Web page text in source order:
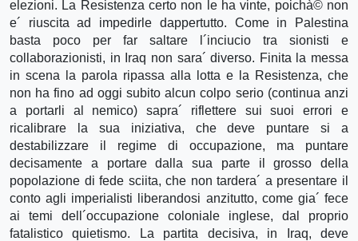
elezioni. La Resistenza certo non le ha vinte, poichà© non
e´ riuscita ad impedirle dappertutto. Come in Palestina
basta poco per far saltare l´inciucio tra sionisti e
collaborazionisti, in Iraq non sara´ diverso. Finita la messa
in scena la parola ripassa alla lotta e la Resistenza, che
non ha fino ad oggi subito alcun colpo serio (continua anzi
a portarli al nemico) sapra´ riflettere sui suoi errori e
ricalibrare la sua iniziativa, che deve puntare si a
destabilizzare il regime di occupazione, ma puntare
decisamente a portare dalla sua parte il grosso della
popolazione di fede sciita, che non tardera´ a presentare il
conto agli imperialisti liberandosi anzitutto, come gia´ fece
ai temi dell´occupazione coloniale inglese, dal proprio
fatalistico quietismo. La partita decisiva, in Iraq, deve